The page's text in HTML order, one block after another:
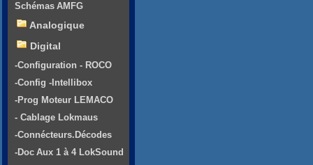
Schémas AMFG
Analogique
Digital
-Configuration - ROCO
-Config -Intellibox
-Prog Moteur LEMACO
- Cablage Lokmaus
-Connécteurs.Décodes
-Doc Aux 1 à 4 LokSound